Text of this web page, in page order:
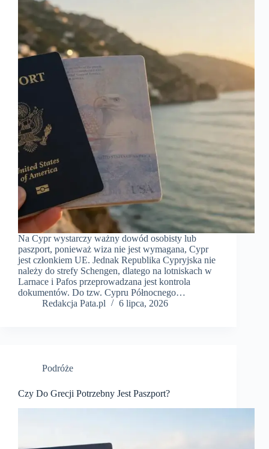
Na Cypr wystarczy ważny dowód osobisty lub
paszport, ponieważ wiza nie jest wymagana, Cypr
jest członkiem UE. Jednak Republika Cypryjska nie
należy do strefy Schengen, dlatego na lotniskach w
Larnace i Pafos przeprowadzana jest kontrola
dokumentów. Do tzw. Cypru Północnego…
Redakcja Pata.pl
6 lipca, 2026
Podróże
Czy Do Grecji Potrzebny Jest Paszport?